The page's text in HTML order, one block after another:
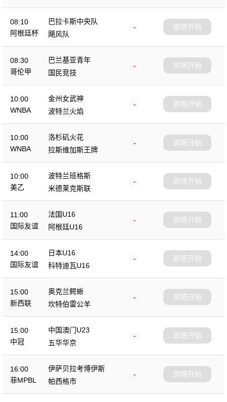
08:10
阿根廷杯
巴拉卡斯中央队
-
飓风队
即将开始
08:30
哥伦甲
巴兰基亚青年
-
国民竞技
即将开始
10:00
WNBA
金州女武神
-
波特兰火焰
即将开始
10:00
WNBA
洛杉矶火花
-
拉斯维加斯王牌
即将开始
10:00
美乙
波特兰班格斯
-
米德莱克斯联
即将开始
11:00
国际友谊
法国U16
-
阿根廷U16
即将开始
14:00
国际友谊
日本U16
-
科特迪瓦U16
即将开始
15:00
新西联
奥克兰鳄蜥
-
坎特伯雷公羊
即将开始
15:00
中冠
中国澳门U23
-
五华华京
即将开始
16:00
菲MPBL
伊萨贝拉考博伊斯
-
帕西格市
即将开始